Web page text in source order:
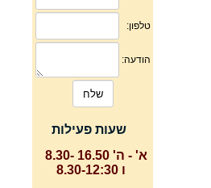
שעות פעילות
א' - ה' 16.50 -8.30
ו 8.30-12:30